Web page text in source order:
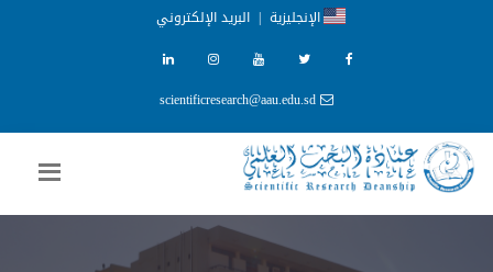
الإنجليزية | البريد الإلكتروني
scientificresearch@aau.edu.sd